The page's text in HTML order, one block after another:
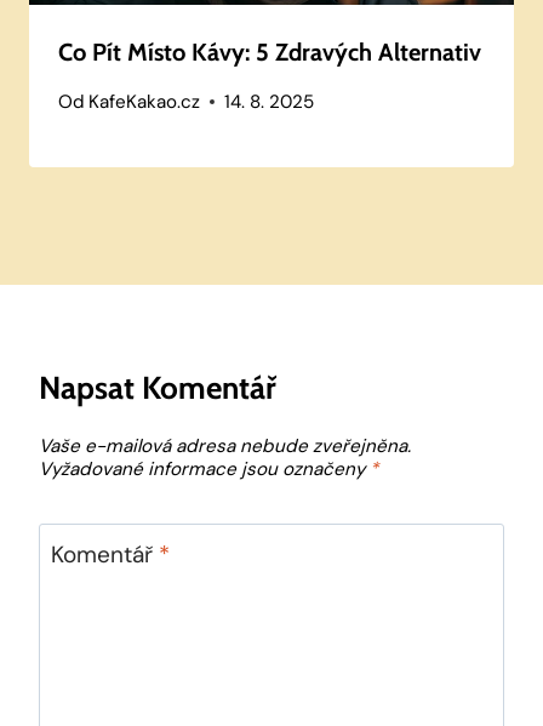
Co Pít Místo Kávy: 5 Zdravých Alternativ
Od KafeKakao.cz 14. 8. 2025
Napsat Komentář
Vaše e-mailová adresa nebude zveřejněna.
Vyžadované informace jsou označeny *
Komentář *